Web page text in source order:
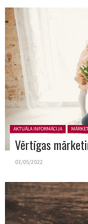
Posted in:
AKTUĀLA INFORMĀCIJA
Vērtīgas
03/05/2022